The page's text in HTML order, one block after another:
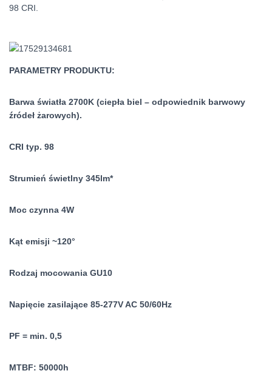
98 CRI.
PARAMETRY PRODUKTU:
Barwa światła 2700K (ciepła biel – odpowiednik barwowy
źródeł żarowych).
CRI typ. 98
Strumień świetlny 345lm*
Moc czynna 4W
Kąt emisji ~120°
Rodzaj mocowania GU10
Napięcie zasilające 85-277V AC 50/60Hz
PF = min. 0,5
MTBF: 50000h